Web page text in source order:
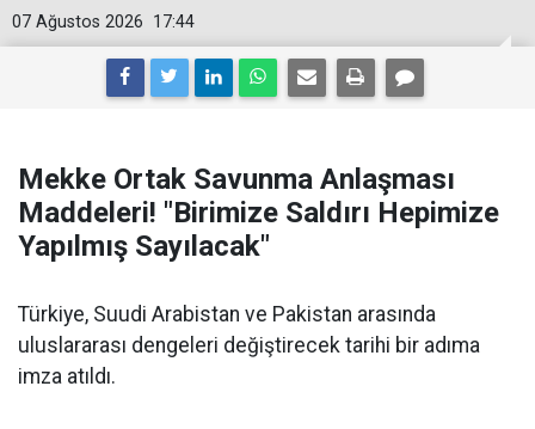
17:44
07 Ağustos 2026
Mekke Ortak Savunma Anlaşması
Maddeleri! "Birimize Saldırı Hepimize
Yapılmış Sayılacak"
Türkiye, Suudi Arabistan ve Pakistan arasında
uluslararası dengeleri değiştirecek tarihi bir adıma
imza atıldı.